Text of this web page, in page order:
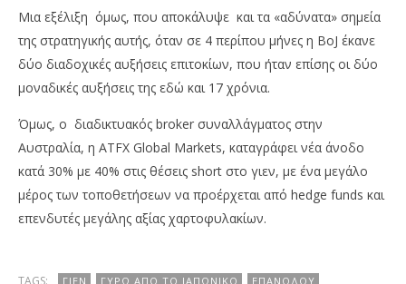
Μια εξέλιξη όμως, που αποκάλυψε και τα «αδύνατα» σημεία
της στρατηγικής αυτής, όταν σε 4 περίπου μήνες η BoJ έκανε
δύο διαδοχικές αυξήσεις επιτοκίων, που ήταν επίσης οι δύο
μοναδικές αυξήσεις της εδώ και 17 χρόνια.
Όμως, ο διαδικτυακός broker συναλλάγματος στην
Αυστραλία, η ATFX Global Markets, καταγράφει νέα άνοδο
κατά 30% με 40% στις θέσεις short στο γιεν, με ένα μεγάλο
μέρος των τοποθετήσεων να προέρχεται από hedge funds και
επενδυτές μεγάλης αξίας χαρτοφυλακίων.
ΓΙΕΝ ΓΎΡΩ ΑΠΌ ΤΟ ΙΑΠΩΝΙΚΌ
ΕΠΑΝΌΔΟΥ